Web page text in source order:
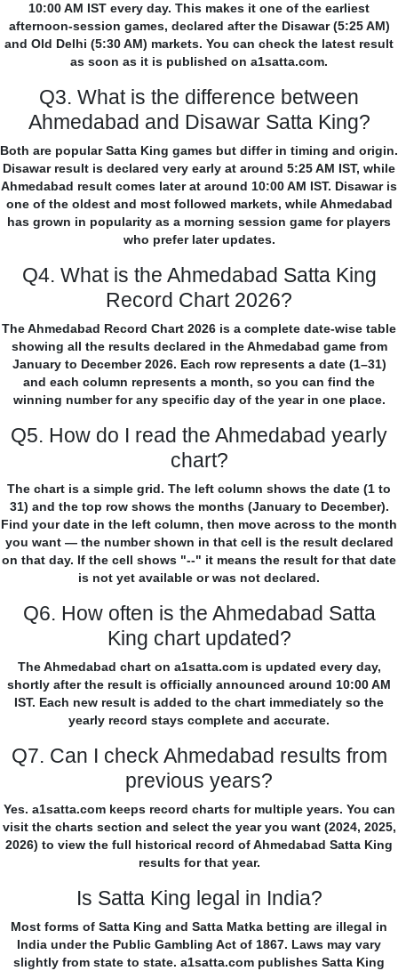
10:00 AM IST every day. This makes it one of the earliest
afternoon-session games, declared after the Disawar (5:25 AM)
and Old Delhi (5:30 AM) markets. You can check the latest result
as soon as it is published on a1satta.com.
Q3. What is the difference between
Ahmedabad and Disawar Satta King?
Both are popular Satta King games but differ in timing and origin.
Disawar result is declared very early at around 5:25 AM IST, while
Ahmedabad result comes later at around 10:00 AM IST. Disawar is
one of the oldest and most followed markets, while Ahmedabad
has grown in popularity as a morning session game for players
who prefer later updates.
Q4. What is the Ahmedabad Satta King
Record Chart 2026?
The Ahmedabad Record Chart 2026 is a complete date-wise table
showing all the results declared in the Ahmedabad game from
January to December 2026. Each row represents a date (1–31)
and each column represents a month, so you can find the
winning number for any specific day of the year in one place.
Q5. How do I read the Ahmedabad yearly
chart?
The chart is a simple grid. The left column shows the date (1 to
31) and the top row shows the months (January to December).
Find your date in the left column, then move across to the month
you want — the number shown in that cell is the result declared
on that day. If the cell shows "--" it means the result for that date
is not yet available or was not declared.
Q6. How often is the Ahmedabad Satta
King chart updated?
The Ahmedabad chart on a1satta.com is updated every day,
shortly after the result is officially announced around 10:00 AM
IST. Each new result is added to the chart immediately so the
yearly record stays complete and accurate.
Q7. Can I check Ahmedabad results from
previous years?
Yes. a1satta.com keeps record charts for multiple years. You can
visit the charts section and select the year you want (2024, 2025,
2026) to view the full historical record of Ahmedabad Satta King
results for that year.
Is Satta King legal in India?
Most forms of Satta King and Satta Matka betting are illegal in
India under the Public Gambling Act of 1867. Laws may vary
slightly from state to state. a1satta.com publishes Satta King